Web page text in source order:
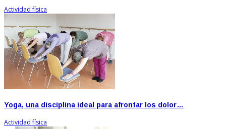
Actividad física
Yoga, una disciplina ideal para afrontar los dolor…
Actividad física